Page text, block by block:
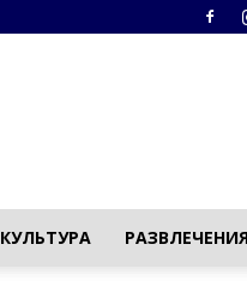
КУЛЬТУРА РАЗВЛЕЧЕНИЯ